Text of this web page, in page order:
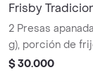
Frisby
2 Presas
g), porción de
repollo personal
$ 30.000